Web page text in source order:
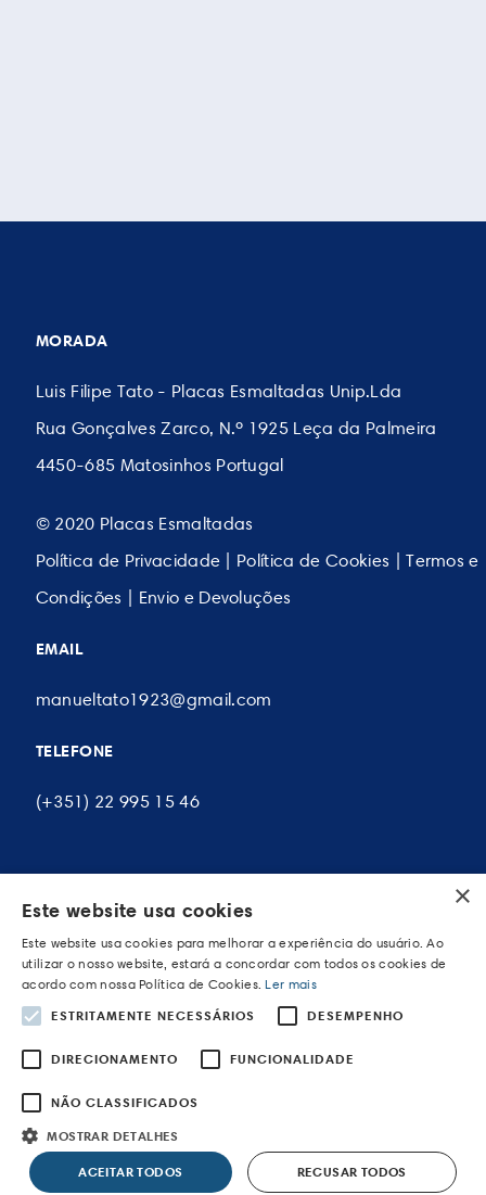
MORADA
Luis Filipe Tato - Placas Esmaltadas Unip.Lda
Rua Gonçalves Zarco, N.º 1925 Leça da Palmeira
4450-685 Matosinhos Portugal
© 2020 Placas Esmaltadas
Política de Privacidade
Política de Cookies |Termos e
Condições
Envio e Devoluções
EMAIL
manueltato1923@gmail.com
TELEFONE
(+351) 22 995 15 46
A MINHA CONTA
As minhas encomendas
Os meus endereços
Os meus dados pessoais
POWERED BY WEVOLVED - Creative Agency
×
Este website usa cookies
Este website usa cookies para melhorar a experiência do usuário. Ao
utilizar o nosso website, estará a concordar com todos os cookies de
acordo com nossa Política de Cookies.Ler mais
ESTRITAMENTE NECESSÁRIOS
DESEMPENHO
DIRECIONAMENTO FUNCIONALIDADE
NÃO CLASSIFICADOS
MOSTRAR DETALHES
ACEITAR TODOS RECUSAR TODOS